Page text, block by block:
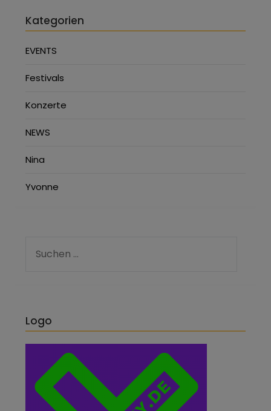
Kategorien
EVENTS
Festivals
Konzerte
NEWS
Nina
Yvonne
Logo